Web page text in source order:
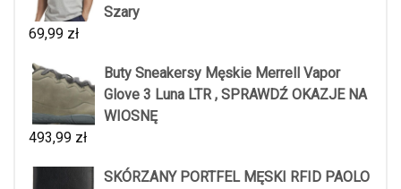
Szary
69,99 zł
Buty Sneakersy Męskie Merrell Vapor
Glove 3 Luna LTR , SPRAWDŹ OKAZJE NA
WIOSNĘ
493,99 zł
SKÓRZANY PORTFEL MĘSKI RFID PAOLO